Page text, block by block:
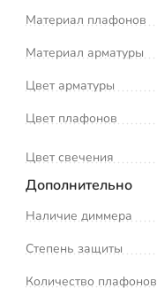
Материал плафонов
Материал арматуры
Цвет арматуры
Цвет плафонов
Цвет свечения
Дополнительно
Наличие диммера
Степень защиты
Количество плафонов